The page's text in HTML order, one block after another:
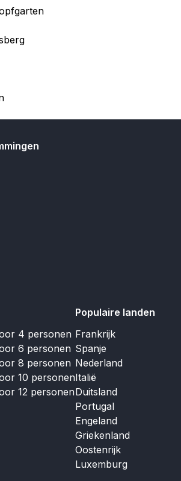
4 personen
6 personen
8 personen
10 personen
12 personen
Populaire landen
Frankrijk
Spanje
Nederland
Italië
Duitsland
Portugal
Engeland
Griekenland
Oostenrijk
Luxemburg